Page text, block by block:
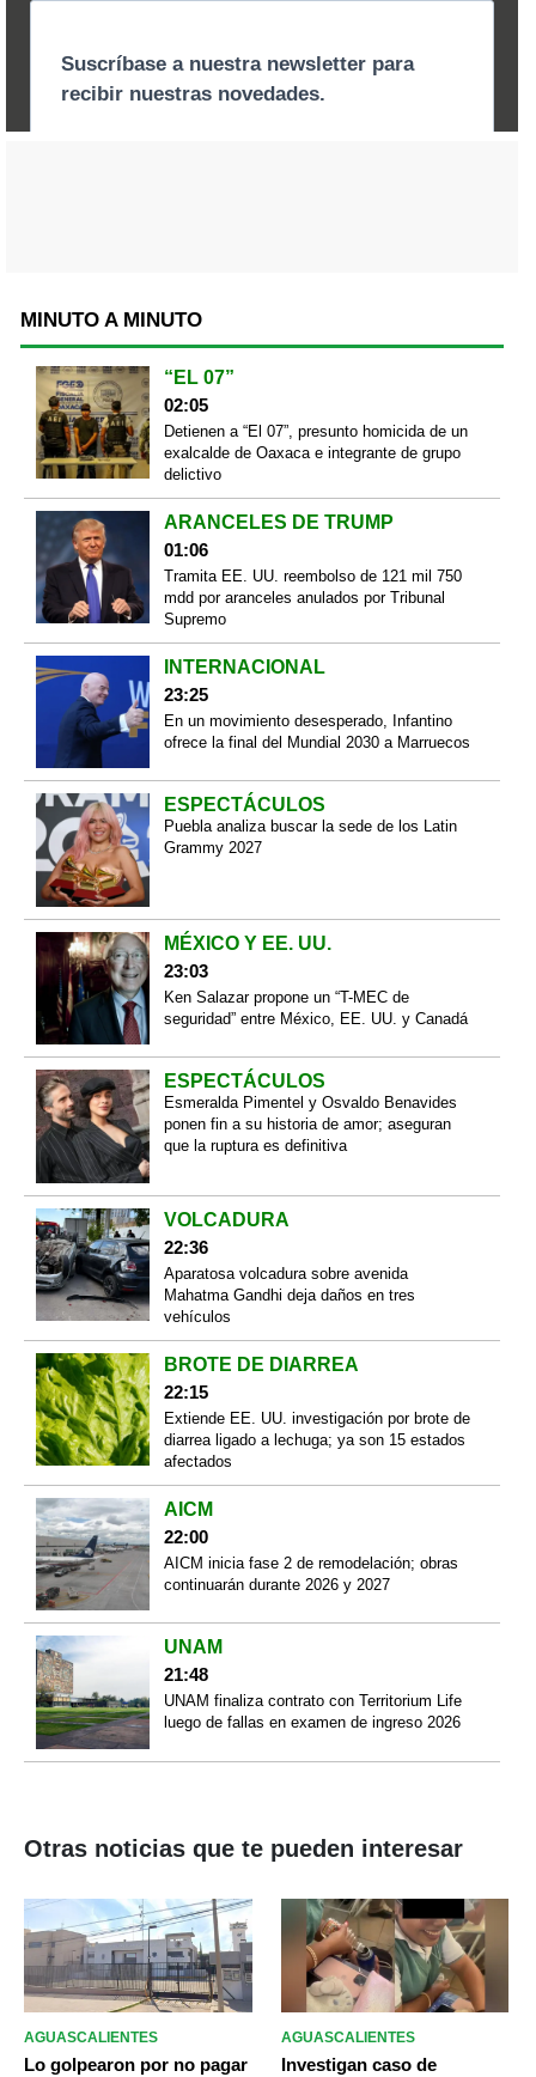
MINUTO A MINUTO
“EL 07”
02:05
Detienen a “El 07”, presunto homicida de un
exalcalde de Oaxaca e integrante de grupo
delictivo
ARANCELES DE TRUMP
01:06
Tramita EE. UU. reembolso de 121 mil 750
mdd por aranceles anulados por Tribunal
Supremo
INTERNACIONAL
23:25
En un movimiento desesperado, Infantino
ofrece la final del Mundial 2030 a Marruecos
ESPECTÁCULOS
Puebla analiza buscar la sede de los Latin
Grammy 2027
MÉXICO Y EE. UU.
23:03
Ken Salazar propone un “T-MEC de
seguridad” entre México, EE. UU. y Canadá
ESPECTÁCULOS
Esmeralda Pimentel y Osvaldo Benavides
ponen fin a su historia de amor; aseguran
que la ruptura es definitiva
VOLCADURA
22:36
Aparatosa volcadura sobre avenida
Mahatma Gandhi deja daños en tres
vehículos
BROTE DE DIARREA
22:15
Extiende EE. UU. investigación por brote de
diarrea ligado a lechuga; ya son 15 estados
afectados
AICM
22:00
AICM inicia fase 2 de remodelación; obras
continuarán durante 2026 y 2027
UNAM
21:48
UNAM finaliza contrato con Territorium Life
luego de fallas en examen de ingreso 2026
Otras noticias que te pueden interesar
AGUASCALIENTES
Lo golpearon por no pagar
AGUASCALIENTES
Investigan caso de